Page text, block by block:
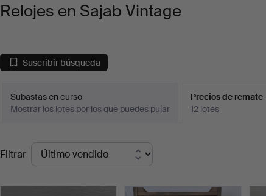
Relojes en Sajab Vintage
Suscribir búsqueda
Subastas en curso
Mostrar los lotes por los que puedes pujar
Precios de remate
12 lotes
Precios
de
remate
Filtrar